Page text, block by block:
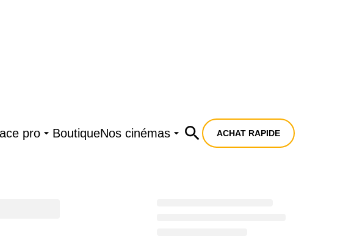
pro BoutiqueNos cinémas ACHAT RAPIDE